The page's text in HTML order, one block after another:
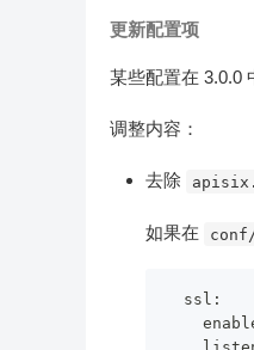
更新配置项
某些配置在 3.0.0
调整内容：
去除
如果在
  ssl: